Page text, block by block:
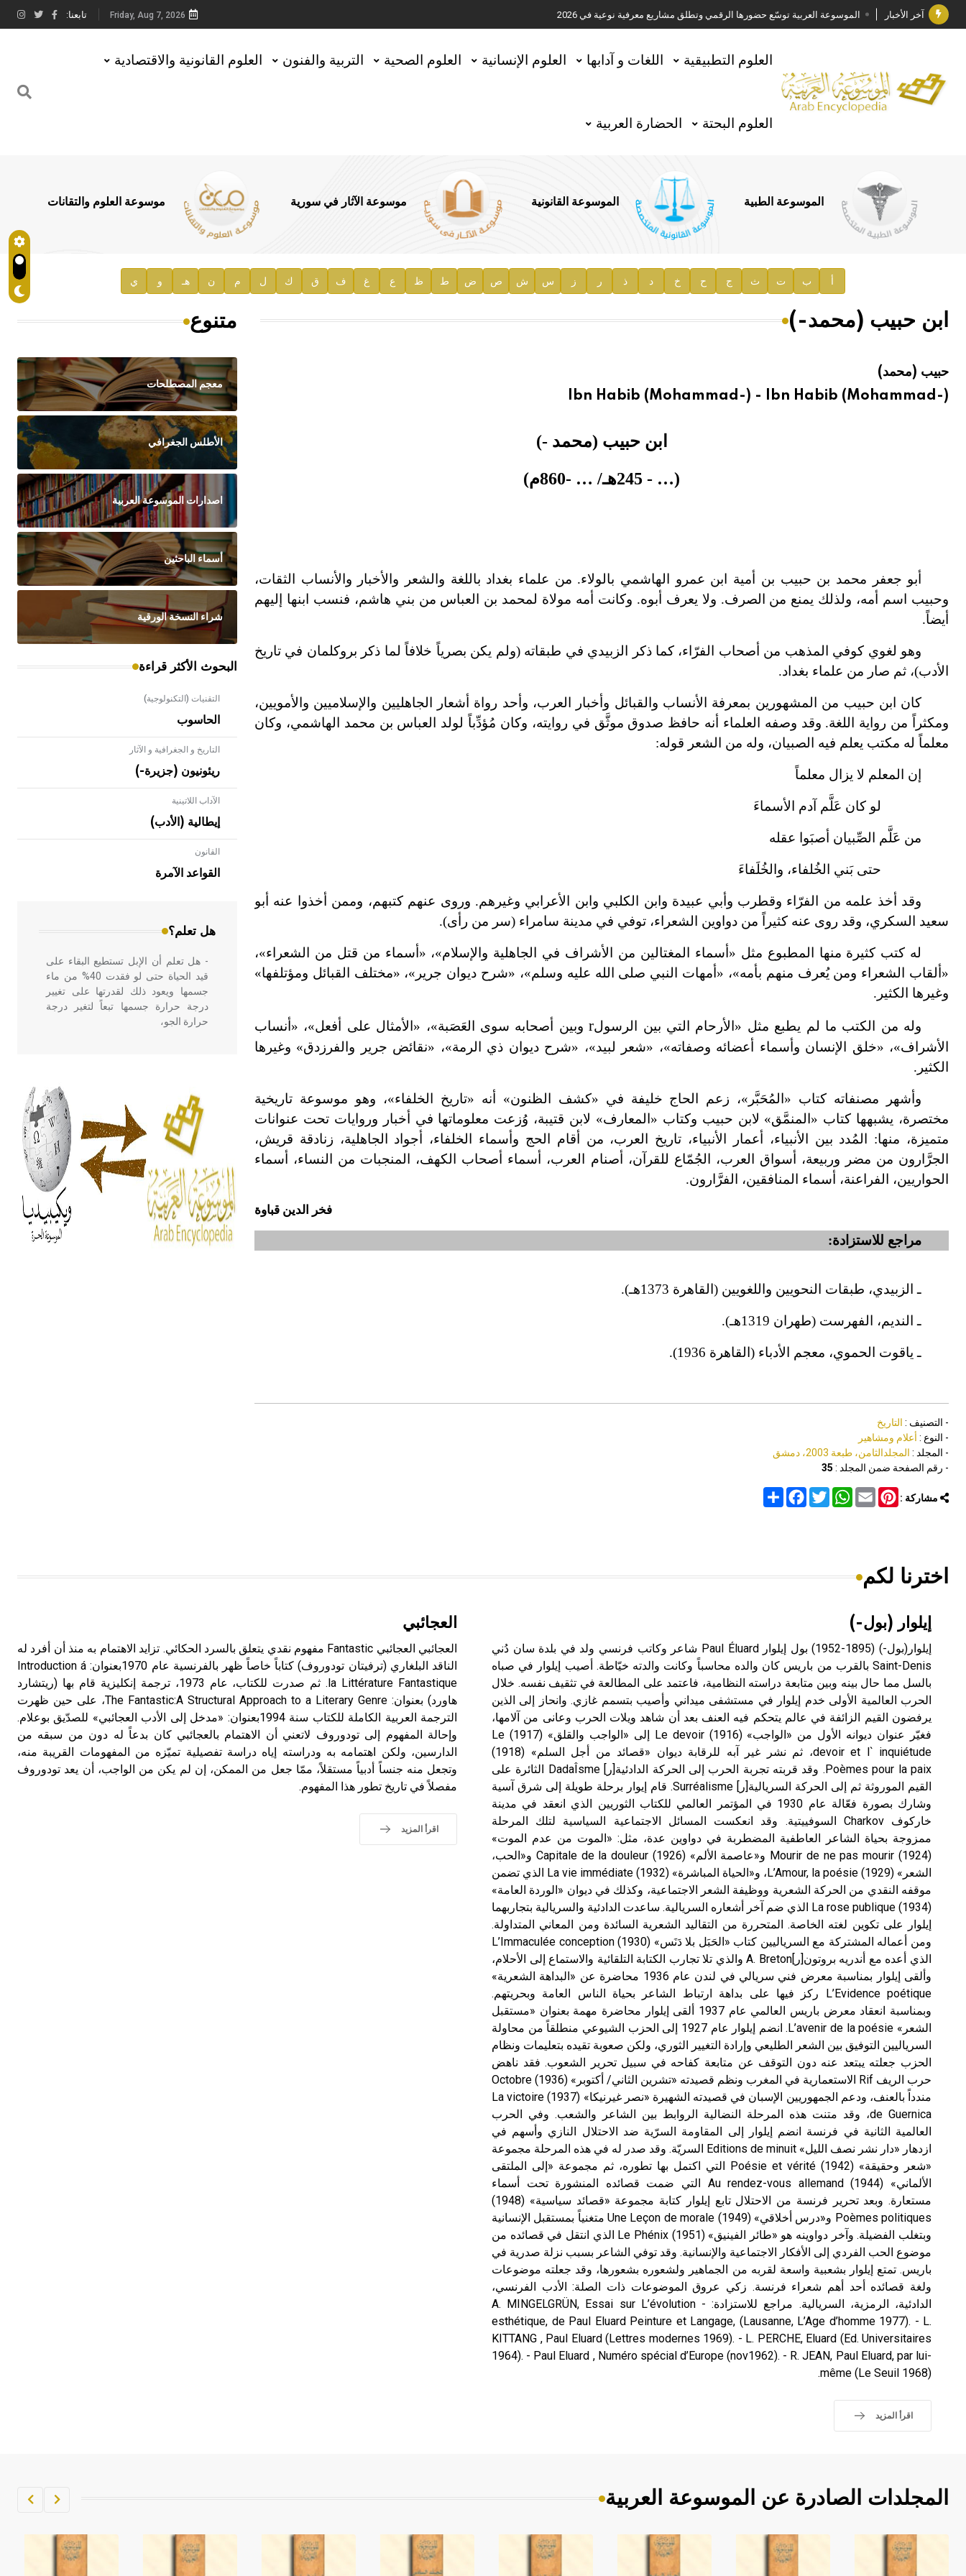
آخر الأخبار الموسوعة العربية توسّع حضورها الرقمي وتطلق مشاريع معرفية نوعية في 2026
جائزة مجمع الملك سلمان العالمي للغة العربية 2025
الأستاذ إياد خالد الطباع مدير عام لهيئة الموسوعة العربية
السيد محمد ياسين صالح وزيرا للثقافة
توصيات مجلس الإدارة
صدور المجلد السابع من موسوعة الآثار في سورية
إعلان..
هيئة الموسوعة العربية تطلق موسوعات جديدة في عام 2026
Friday, Aug 7, 2026 تابعنا:
العلوم التطبيقية اللغات و آدابها العلوم الإنسانية العلوم الصحية التربية والفنون العلوم القانونية والاقتصادية
العلوم البحتة الحضارة العربية
الموسوعة الطبية الموسوعة القانونية موسوعة الآثار في سورية موسوعة العلوم والتقانات
أ ب ت ث ج ح خ د ذ ر ز س ش ص ض ط ظ ع غ ف ق ك ل م ن هـ و ي
ابن حبيب (محمد-)
حبيب (محمد)
Ibn Habib (Mohammad-) - Ibn Habib (Mohammad-)
ابن حبيب (محمد-
)
(…
-
-860م)
أبو جعفر محمد بن حبيب بن أمية ابن عمرو الهاشمي بالولاء. من علماء بغداد باللغة والشعر والأخبار والأنساب الثقات،
وحبيب اسم أمه، ولذلك يمنع من الصرف. ولا يعرف أبوه. وكانت أمه مولاة لمحمد بن العباس من بني هاشم، فنسب ابنها إليهم
أيضاً.
وهو لغوي كوفي المذهب من أصحاب الفرّاء، كما ذكر الزبيدي في طبقاته (ولم يكن بصرياً خلافاً لما ذكر بروكلمان في تاريخ
الأدب)، ثم صار من علماء بغداد.
كان ابن حبيب من المشهورين بمعرفة الأنساب والقبائل وأخبار العرب، وأحد رواة أشعار الجاهليين والإسلاميين والأمويين،
ومكثراً من رواية اللغة. وقد وصفه العلماء أنه حافظ صدوق موثَّق في روايته، وكان مُؤدِّباً لولد العباس بن محمد الهاشمي، وكان
معلماً له مكتب يعلم فيه الصبيان، وله من الشعر قوله:
إن المعلم لا يزال معلماً
لو كان عَلَّم آدم الأسماءَ
من عَلَّم الصِّبيان أصبَوا عقله
حتى بَني الخُلفاء، والخُلَفاءَ
وقد أخذ علمه من الفرّاء وقطرب وأبي عبيدة وابن الكلبي وابن الأعرابي وغيرهم. وروى عنهم كتبهم، وممن أخذوا عنه أبو
سعيد السكري، وقد روى عنه كثيراً من دواوين الشعراء، توفي في مدينة سامراء (سر من رأى).
له كتب كثيرة منها المطبوع مثل «أسماء المغتالين من الأشراف في الجاهلية والإسلام»، «أسماء من قتل من الشعراء»،
«ألقاب الشعراء ومن يُعرف منهم بأمه»، «أمهات النبي صلى الله عليه وسلم»، «شرح ديوان جرير»، «مختلف القبائل ومؤتلفها»
وغيرها الكثير.
وله من الكتب ما لم يطبع مثل «الأرحام التي بين الرسولrوبين أصحابه سوى العَصَبة»، «الأمثال على أفعل»، «أنساب
الأشراف»، «خلق الإنسان وأسماء أعضائه وصفاته»، «شعر لبيد»، «شرح ديوان ذي الرمة»، «نقائض جرير والفرزدق» وغيرها
الكثير.
وأشهر مصنفاته كتاب «المُحَبَّر»، زعم الحاج خليفة في «كشف الظنون» أنه «تاريخ الخلفاء»، وهو موسوعة تاريخية
مختصرة، يشبهها كتاب «المنمَّق» لابن حبيب وكتاب «المعارف» لابن قتيبة، وُزعت معلوماتها في أخبار وروايات تحت عنوانات
متميزة، منها: المُدد بين الأنبياء، أعمار الأنبياء، تاريخ العرب، من أقام الحج وأسماء الخلفاء، أجواد الجاهلية، زنادقة قريش،
الجرَّارون من مضر وربيعة، أسواق العرب، الجُمّاع للقرآن، أصنام العرب، أسماء أصحاب الكهف، المنجبات من النساء، أسماء
الحواريين، الفراعنة، أسماء المنافقين، الفرَّارون.
فخر الدين قباوة
مراجع للاستزادة:
ـ الزبيدي، طبقات النحويين واللغويين (القاهرة 1373هـ).
ـ النديم، الفهرست (طهران 1319هـ).
ـ ياقوت الحموي، معجم الأدباء (القاهرة 1936).
- التصنيف : التاريخ
- النوع : أعلام ومشاهير
- المجلد : المجلدالثامن، طبعة 2003، دمشق
- رقم الصفحة ضمن المجلد : 35
مشاركة : Share
FacebookTwitter
WhatsAppEmail
Pinterest
متنوع
معجم المصطلحات
الأطلس الجغرافي
اصدارات الموسوعة العربية
أسماء الباحثين
شراء النسخة الورقية
البحوث الأكثر قراءة
التقنيات (التكنولوجية)
الحاسوب
التاريخ و الجغرافية و الآثار
ريئونيون (جزيرة-)
الآداب اللاتينية
إيطالية (الأدب)
القانون
القواعد الآمرة
هل تعلم؟
- هل تعلم أن الأبلق نوع من الفنون
الهندسية التي ارتبطت بالعمارة الإسلامية
في بلاد الشام ومصر خاصة، حيث يحرص
- هل تعلم أن الإبل تستطيع البقاء على
قيد الحياة حتى لو فقدت 40% من ماء
جسمها ويعود ذلك لقدرتها على تغيير
درجة حرارة جسمها تبعاً لتغير درجة
حرارة الجو،
أربعة مؤلفات هي: الحكم، الأدلة، تنظيم
التغذية، ورسالته في جروح الرأس.
ويعود له الفضل بأنه حرر الطب من
الدين والفلسفة.
- هل تعلم أن المرجان إفراز حيواني
يتكون في البحر ويتركب من مادة
كربونات الكلسيوم، وهو أحمر أو شديد
الحمرة وهو أجود أنواعه، ويمتاز بكبر
الحجم ويسمى الش
اخترنا لكم
إيلوار (بول-)
إيلوار(بول-) (1895-1952) بول إيلوار Paul Éluard شاعر وكاتب فرنسي ولد في بلدة سان دُني
Saint-Denis بالقرب من باريس كان والده محاسباً وكانت والدته خيّاطة. أصيب إيلوار في صباه
بالسل مما حال بينه وبين متابعة دراسته النظامية، فاعتمد على المطالعة في تثقيف نفسه. خلال
الحرب العالمية الأولى خدم إيلوار في مستشفى ميداني وأصيب بتسمم غازي. وانحاز إلى الذين
يرفضون القيم الزائفة في عالم يتحكم فيه العنف بعد أن شاهد ويلات الحرب وعانى من آلامها،
فغيّر عنوان ديوانه الأول من «الواجب» (1916) Le devoir إلى «الواجب والقلق» (1917) Le
devoir et l` inquiétude، ثم نشر غير آبه للرقابة ديوان «قصائد من أجل السلم» (1918)
Poèmes pour la paix. وقد قربته تجربة الحرب إلى الحركة الدادئية[ر] DadaÎsme الثائرة على
القيم الموروثة ثم إلى الحركة السريالية[ر] Surréalisme. قام إيوار برحلة طويلة إلى شرق آسية
وشارك بصورة فعّالة عام 1930 في المؤتمر العالمي للكتاب الثوريين الذي انعقد في مدينة
خاركوف Charkov السوفييتية. وقد انعكست المسائل الاجتماعية السياسية لتلك المرحلة
ممزوجة بحياة الشاعر العاطفية المضطربة في دواوين عدة، مثل: «الموت من عدم الموت»
(1924) Mourir de ne pas mourir و«عاصمة الألم» (1926) Capitale de la douleur و«الحب،
الشعر» (1929) L’Amour, la poésie، و«الحياة المباشرة» (1932) La vie immédiate الذي تضمن
موقفه النقدي من الحركة الشعرية ووظيفة الشعر الاجتماعية، وكذلك في ديوان «الوردة العامة»
(1934) La rose publique الذي ضم آخر أشعاره السريالية. ساعدت الدادئية والسريالية بتجاربهما
إيلوار على تكوين لغته الخاصة. المتحررة من التقاليد الشعرية السائدة ومن المعاني المتداولة.
ومن أعماله المشتركة مع السرياليين كتاب «الحَبَل بلا دَنَس» (1930) L’Immaculée conception
الذي أعده مع أندريه بروتون[ر]A. Breton والذي تلا تجارب الكتابة التلقائية والاستماع إلى الأحلام،
وألقى إيلوار بمناسبة معرض فني سريالي في لندن عام 1936 محاضرة عن «البداهة الشعرية»
L’Evidence poétique ركز فيها على بداهة ارتباط الشاعر بحياة الناس العامة وبحريتهم.
وبمناسبة انعقاد معرض باريس العالمي عام 1937 ألقى إيلوار محاضرة مهمة بعنوان «مستقبل
الشعر» L’avenir de la poésie. انضم إيلوار عام 1927 إلى الحزب الشيوعي منطلقاً من محاولة
السرياليين التوفيق بين الشعر الطليعي وإرادة التغيير الثوري، ولكن صعوبة تقيده بتعليمات ونظام
الحزب جعلته يبتعد عنه دون التوقف عن متابعة كفاحه في سبيل تحرير الشعوب. فقد ناهض
حرب الريف Rif الاستعمارية في المغرب ونظم قصيدته «تشرين الثاني/ أكتوبر» (1936) Octobre
مندداً بالعنف، ودعم الجمهوريين الإسبان في قصيدته الشهيرة «نصر غيرنيكا» (1937) La victoire
de Guernica، وقد متنت هذه المرحلة النضالية الروابط بين الشاعر والشعب. وفي الحرب
العالمية الثانية في فرنسة انضم إيلوار إلى المقاومة السرّية ضد الاحتلال النازي وأسهم في
ازدهار «دار نشر نصف الليل» Editions de minuit السريّة. وقد صدر له في هذه المرحلة مجموعة
«شعر وحقيقة» (1942) Poésie et vérité التي اكتمل بها تطوره، ثم مجموعة «إلى الملتقى
الألماني» (1944) Au rendez-vous allemand التي ضمت قصائده المنشورة تحت أسماء
مستعارة. وبعد تحرير فرنسة من الاحتلال تابع إيلوار كتابة مجموعة «قصائد سياسية» (1948)
Poèmes politiques و«درس أخلاقي» (1949) Une Leçon de morale متغنياً بمستقبل الإنسانية
وبتغلب الفضيلة. وآخر دواوينه هو «طائر الفينيق» (1951) Le Phénix الذي انتقل في قصائده من
موضوع الحب الفردي إلى الأفكار الاجتماعية والإنسانية. وقد توفي الشاعر بسبب نزلة صدرية في
باريس. تمتع إيلوار بشعبية واسعة لقربه من الجماهير ولشعوره بشعورها، وقد جعلته موضوعات
ولغة قصائده أحد أهم شعراء فرنسة. زكي عروق الموضوعات ذات الصلة: الأدب الفرنسي،
الدادئية، الرمزية، السريالية. مراجع للاستزادة: - A. MINGELGRÜN, Essai sur L’évolution
esthétique, de Paul Eluard Peinture et Langage, (Lausanne, L’Age d’homme 1977). - L.
KITTANG , Paul Eluard (Lettres modernes 1969). - L. PERCHE, Eluard (Ed. Universitaires
1964). - Paul Eluard , Numéro spécial d’Europe (nov1962). - R. JEAN, Paul Eluard, par lui-
même (Le Seuil 1968).
اقرأ المزيد
العجائبي
العجائبي العجائبي Fantastic مفهوم نقدي يتعلق بالسرد الحكائي. تزايد الاهتمام به منذ أن أفرد له
الناقد البلغاري (ترفيتان تودوروف) كتاباً خاصاً ظهر بالفرنسية عام 1970بعنوان: Introduction á
la Littérature Fantastique. ثم صدرت للكتاب، عام 1973، ترجمة إنكليزية قام بها (ريتشارد
هاورد) بعنوان: The Fantastic:A Structural Approach to a Literary Genre، على حين ظهرت
الترجمة العربية الكاملة للكتاب سنة 1994بعنوان: «مدخل إلى الأدب العجائبي» للصدّيق بوعلام.
وإحالة المفهوم إلى تودوروف لاتعني أن الاهتمام بالعجائبي كان بدعاً له دون من سبقه من
الدارسين، ولكن اهتمامه به ودراسته إياه دراسة تفصيلية تميّزه من المفهومات القريبة منه،
وتجعل منه جنساً أدبياً مستقلاً، ممّا جعل من الممكن، إن لم يكن من الواجب، أن يعد تودوروف
مفصلاً في تاريخ تطور هذا المفهوم.
اقرأ المزيد
المجلدات الصادرة عن الموسوعة العربية